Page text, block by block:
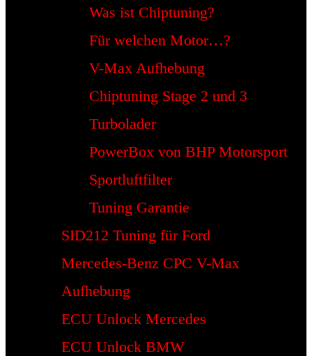
Was ist Chiptuning?
Für welchen Motor…?
V-Max Aufhebung
Chiptuning Stage 2 und 3
Turbolader
PowerBox von BHP Motorsport
Sportluftfilter
Tuning Garantie
SID212 Tuning für Ford
Mercedes-Benz CPC V-Max
Aufhebung
ECU Unlock Mercedes
ECU Unlock BMW